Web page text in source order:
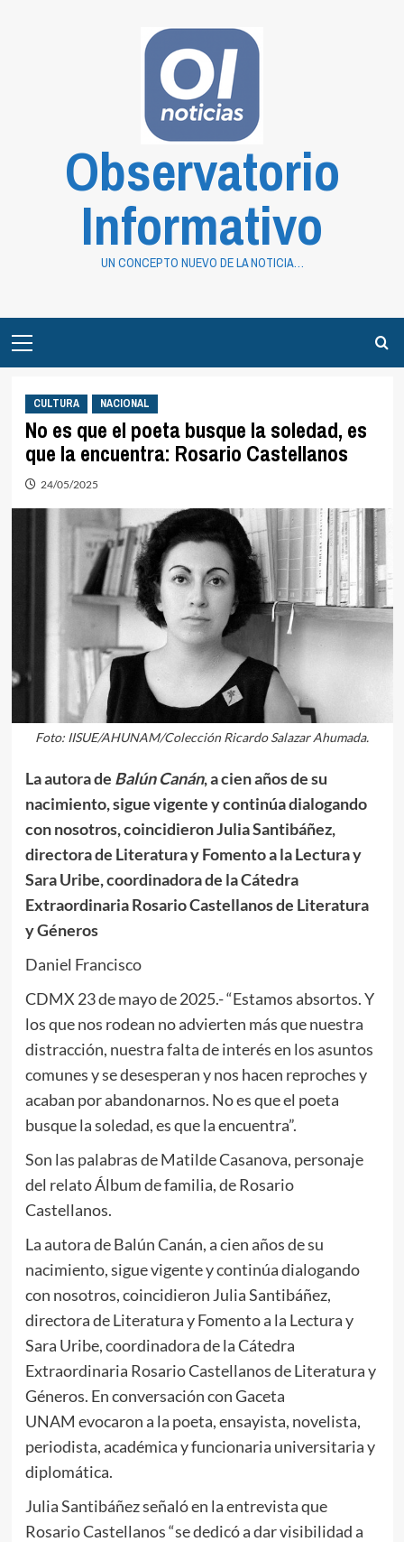
Observatorio
Informativo
UN CONCEPTO NUEVO DE LA NOTICIA…
Menu
CULTURA NACIONAL
No es que el poeta busque la soledad, es
que la encuentra: Rosario Castellanos
24/05/2025
Foto: IISUE/AHUNAM/Colección Ricardo Salazar Ahumada.
La autora de Balún Canán, a cien años de su
nacimiento, sigue vigente y continúa dialogando
con nosotros, coincidieron Julia Santibáñez,
directora de Literatura y Fomento a la Lectura y
Sara Uribe, coordinadora de la Cátedra
Extraordinaria Rosario Castellanos de Literatura
y Géneros
Daniel Francisco
CDMX 23 de mayo de 2025.- “Estamos absortos. Y
los que nos rodean no advierten más que nuestra
distracción, nuestra falta de interés en los asuntos
comunes y se desesperan y nos hacen reproches y
acaban por abandonarnos. No es que el poeta
busque la soledad, es que la encuentra”.
Son las palabras de Matilde Casanova, personaje
del relato Álbum de familia, de Rosario
Castellanos.
La autora de Balún Canán, a cien años de su
nacimiento, sigue vigente y continúa dialogando
con nosotros, coincidieron Julia Santibáñez,
directora de Literatura y Fomento a la Lectura y
Sara Uribe, coordinadora de la Cátedra
Extraordinaria Rosario Castellanos de Literatura y
Géneros. En conversación con Gaceta
UNAM evocaron a la poeta, ensayista, novelista,
periodista, académica y funcionaria universitaria y
diplomática.
Julia Santibáñez señaló en la entrevista que
Rosario Castellanos “se dedicó a dar visibilidad a